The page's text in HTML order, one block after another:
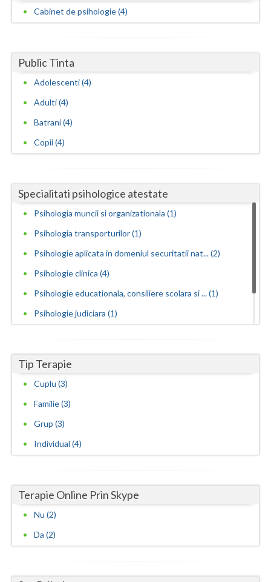
Cabinet de psihologie (4)
Public Tinta
Adolescenti (4)
Adulti (4)
Batrani (4)
Copii (4)
Specialitati psihologice atestate
Psihologia muncii si organizationala (1)
Psihologia transporturilor (1)
Psihologie aplicata in domeniul securitatii nat... (2)
Psihologie clinica (4)
Psihologie educationala, consiliere scolara si ... (1)
Psihologie judiciara (1)
Psihoterapie sistemica de familie si cuplu (1)
Tip Terapie
Cuplu (3)
Familie (3)
Grup (3)
Individual (4)
Terapie Online Prin Skype
Nu (2)
Da (2)